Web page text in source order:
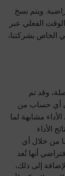
ويتم نسخ
الفعلي عبر
الخاص بشركتنا،
وقد تم
أي حساب من
مشابهة لما
الأداء
من خلال أي
أنها تُعد
إلى ذلك،